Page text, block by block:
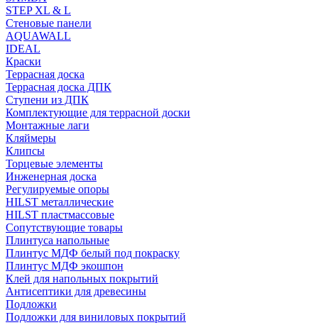
STEP XL & L
Стеновые панели
AQUAWALL
IDEAL
Краски
Террасная доска
Террасная доска ДПК
Ступени из ДПК
Комплектующие для террасной доски
Монтажные лаги
Кляймеры
Клипсы
Торцевые элементы
Инженерная доска
Регулируемые опоры
HILST металлические
HILST пластмассовые
Сопутствующие товары
Плинтуса напольные
Плинтус МДФ белый под покраску
Плинтус МДФ экошпон
Клей для напольных покрытий
Антисептики для древесины
Подложки
Подложки для виниловых покрытий